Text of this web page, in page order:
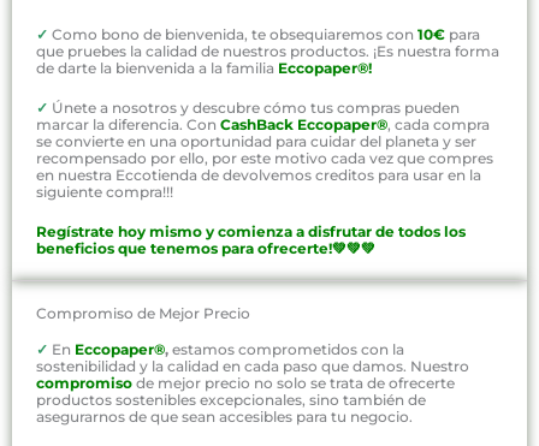
✓ Como bono de bienvenida, te obsequiaremos con 10€ para
que pruebes la calidad de nuestros productos. ¡Es nuestra forma
de darte la bienvenida a la familia Eccopaper®!
✓ Únete a nosotros y descubre cómo tus compras pueden
marcar la diferencia. Con CashBack Eccopaper®, cada compra
se convierte en una oportunidad para cuidar del planeta y ser
recompensado por ello, por este motivo cada vez que compres
en nuestra Eccotienda de devolvemos creditos para usar en la
siguiente compra!!!
Regístrate hoy mismo y comienza a disfrutar de todos los
beneficios que tenemos para ofrecerte!💚💚💚
Compromiso de Mejor Precio
✓ En Eccopaper®, estamos comprometidos con la
sostenibilidad y la calidad en cada paso que damos. Nuestro
compromiso de mejor precio no solo se trata de ofrecerte
productos sostenibles excepcionales, sino también de
asegurarnos de que sean accesibles para tu negocio.